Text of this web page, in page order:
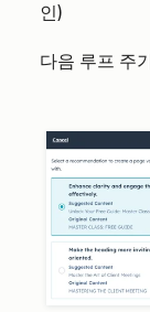
인)
다음 루프 주